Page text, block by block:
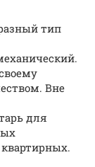
тип
Вне
для